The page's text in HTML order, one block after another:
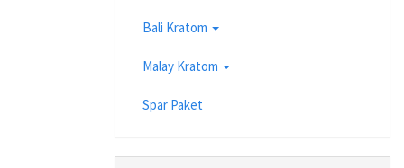
Bali Kratom
Malay Kratom
Spar Paket